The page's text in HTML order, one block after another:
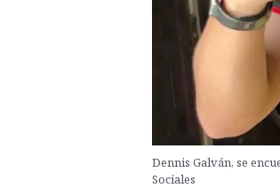
Dennis Galván, se
Sociales